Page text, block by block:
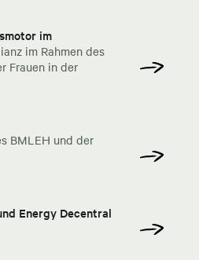
im
im Rahmen des
Frauen in der
BMLEH und der
Energy Decentral